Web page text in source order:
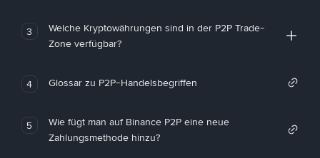
3
Welche Kryptowährungen sind in der P2P Trade-
Zone verfügbar?
4 Glossar zu P2P-Handelsbegriffen
5
Wie fügt man auf Binance P2P eine neue
Zahlungsmethode hinzu?